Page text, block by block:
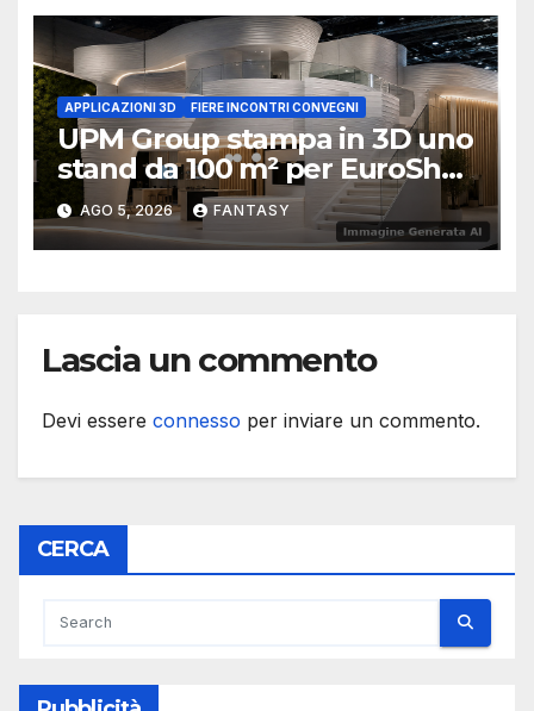
APPLICAZIONI 3D FIERE INCONTRI CONVEGNI
UPM Group stampa in 3D uno
stand da 100 m² per EuroShop
2026
AGO 5, 2026 FANTASY
Lascia un commento
Devi essere connesso per inviare un commento.
CERCA